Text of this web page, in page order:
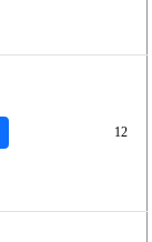
12